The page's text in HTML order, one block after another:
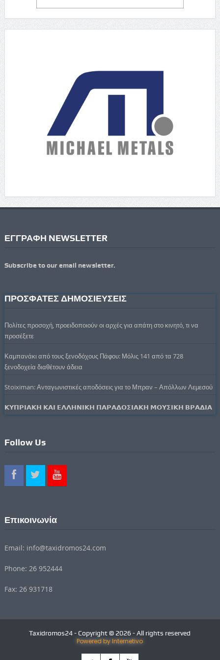
ΕΓΓΡΑΦΗ NEWSLETTER
Subscribe to our email newsletter.
ΠΡΟΣΦΑΤΕΣ ΔΗΜΟΣΙΕΥΣΕΙΣ
Πολίτες προσοχή, προειδοποιούν οι αρχές για απάτη στο κινητό, τι να
προσέξετε
Καμπανάκι από τους ξενοδόχους Πάφου: Μόλις 141 από τα 728
ξενοδοχεία διαθέτουν άδεια
Stoiximan: Ανταγωνιστικές αποδόσεις για το Μπραν – Απόλλων Λεμεσού
𝝟𝝪𝝥𝝦𝝞𝝖𝝟𝝜 𝝟𝝖𝝞 𝝚𝝠𝝠𝝜𝝢𝝞𝝟𝝜 𝝥𝝖𝝦𝝖𝝙𝝤𝝨𝝞𝝖𝝟𝝜 𝝡𝝤𝝪𝝨𝝞𝝟𝝜 𝝗𝝦𝝖𝝙𝝞𝝖
Follow Us
Επικοινωνία
Email: info@taxidromos24.com
Phone: 26 952444
Fax: 26 931718
Taxidromos24 - Copyright © 2026 - All rights reserved
Powered by Internetivo